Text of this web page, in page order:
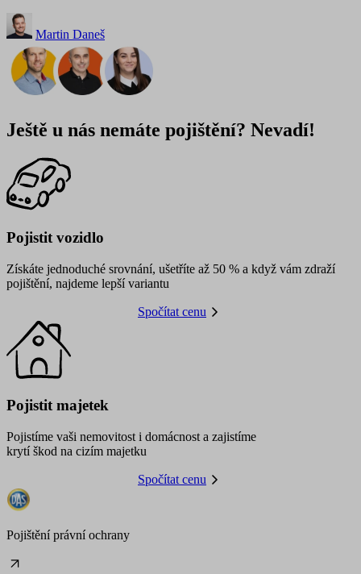
Martin Daneš
Ještě u nás nemáte pojištění? Nevadí!
Pojistit vozidlo
Získáte jednoduché srovnání, ušetříte až 50 % a když vám zdraží
pojištění, najdeme lepší variantu
Spočítat cenu
Pojistit majetek
Pojistíme vaši nemovitost i domácnost a zajistíme
krytí škod na cizím majetku
Spočítat cenu
Pojištění právní ochrany